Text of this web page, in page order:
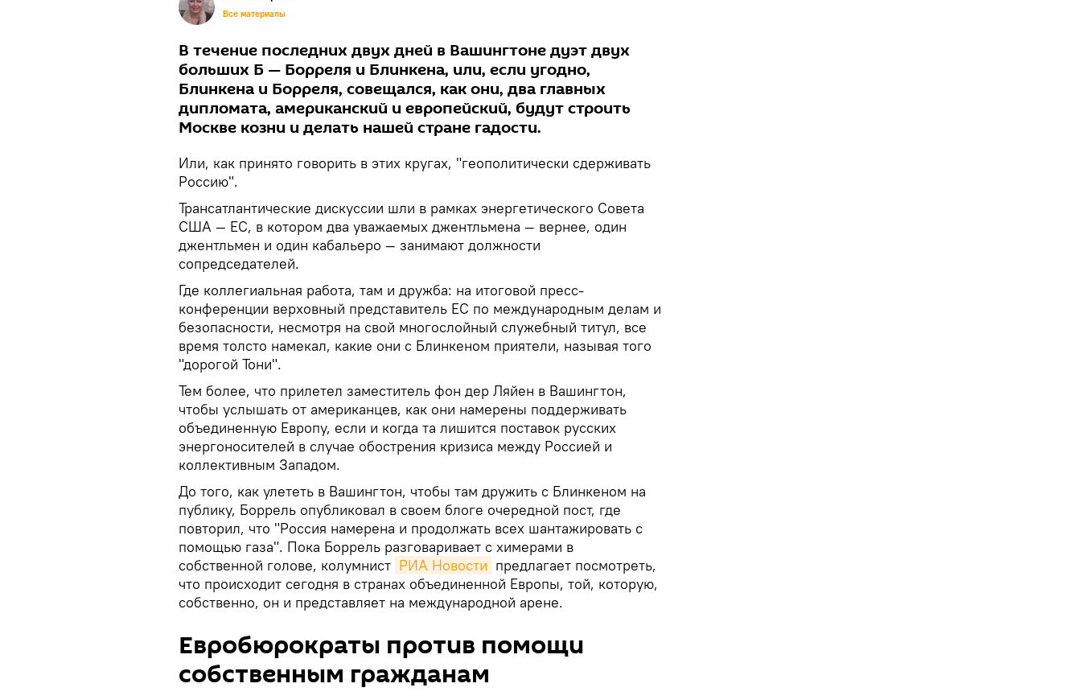
Все материалы
В течение последних двух дней в Вашингтоне дуэт двух
больших Б — Борреля и Блинкена, или, если угодно,
Блинкена и Борреля, совещался, как они, два главных
дипломата, американский и европейский, будут строить
Москве козни и делать нашей стране гадости.
Или, как принято говорить в этих кругах, "геополитически сдерживать
Россию".
Трансатлантические дискуссии шли в рамках энергетического Совета
США — ЕС, в котором два уважаемых джентльмена — вернее, один
джентльмен и один кабальеро — занимают должности
сопредседателей.
Где коллегиальная работа, там и дружба: на итоговой пресс-
конференции верховный представитель ЕС по международным делам и
безопасности, несмотря на свой многослойный служебный титул, все
время толсто намекал, какие они с Блинкеном приятели, называя того
"дорогой Тони".
Тем более, что прилетел заместитель фон дер Ляйен в Вашингтон,
чтобы услышать от американцев, как они намерены поддерживать
объединенную Европу, если и когда та лишится поставок русских
энергоносителей в случае обострения кризиса между Россией и
коллективным Западом.
До того, как улететь в Вашингтон, чтобы там дружить с Блинкеном на
публику, Боррель опубликовал в своем блоге очередной пост, где
повторил, что "Россия намерена и продолжать всех шантажировать с
помощью газа". Пока Боррель разговаривает с химерами в
собственной голове, колумнист РИА Новости предлагает посмотреть,
что происходит сегодня в странах объединенной Европы, той, которую,
собственно, он и представляет на международной арене.
Евробюрократы против помощи
собственным гражданам